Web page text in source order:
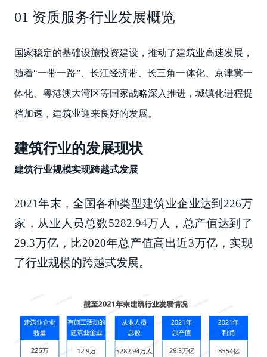
01 资质服务行业发展概览
国家稳定的基础设施投资建设，推动了建筑业高速发展，
随着“一带一路”、长江经济带、长三角一体化、京津冀一
体化、粤港澳大湾区等国家战略深入推进，城镇化进程提
档加速，建筑业迎来良好的发展。
建筑行业的发展现状
建筑行业规模实现跨越式发展
2021年末，全国各种类型建筑业企业达到226万
家，从业人员总数5282.94万人，总产值达到了
29.3万亿，比2020年总产值高出近3万亿，实现
了行业规模的跨越式发展。